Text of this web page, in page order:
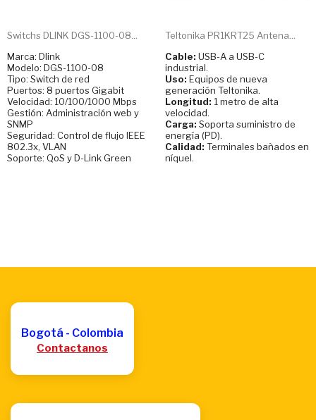
Switchs DLINK DGS-1100-08...
Marca: Dlink
Modelo: DGS-1100-08
Tipo: Switch de red
Puertos: 8 puertos Gigabit
Velocidad: 10/100/1000 Mbps
Gestión: Administración web y
SNMP
Seguridad: Control de flujo IEEE
802.3x, VLAN
Soporte: QoS y D-Link Green
Teltonika PR1KRT25 Antena...
Cable: USB-A a USB-C
industrial.
Uso: Equipos de nueva
generación Teltonika.
Longitud: 1 metro de alta
velocidad.
Carga: Soporta suministro de
energía (PD).
Calidad: Terminales bañados en
níquel.
Bogotá - Colombia
Contactanos